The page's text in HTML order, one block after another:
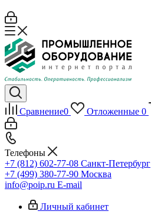
Сравнение0 Отложенные 0
Телефоны
+7 (812) 602-77-08 Санкт-Петербург
+7 (499) 380-77-90 Москва
info@poip.ru E-mail
Личный кабинет